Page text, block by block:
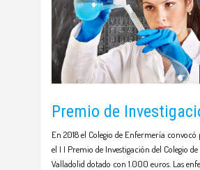
Premio de
En 2018 el Colegio de Enfermería
el I I Premio de Investigación del Colegio
Valladolid dotado con 1.000 euros. Las